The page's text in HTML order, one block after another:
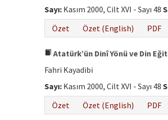
Sayı: Kasım 2000, Cilt XVI - Sayı 48
Özet
Özet (English) PDF
Atatürk’ün Dinî Yönü ve Din
Fahri Kayadibi
Sayı: Kasım 2000, Cilt XVI - Sayı 48
Özet
Özet (English) PDF